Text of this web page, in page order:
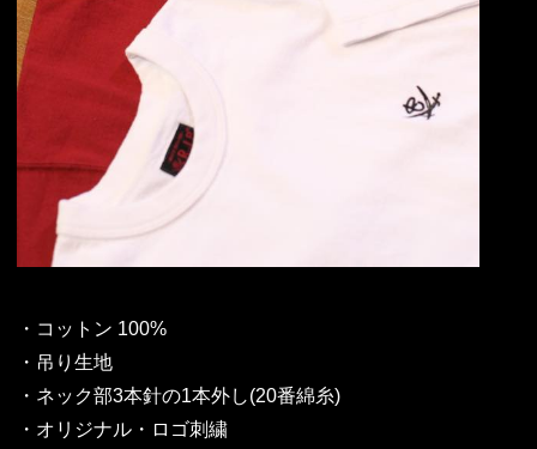
・コットン 100%
・吊り生地
・ネック部3本針の1本外し(20番綿糸)
・オリジナル・ロゴ刺繍